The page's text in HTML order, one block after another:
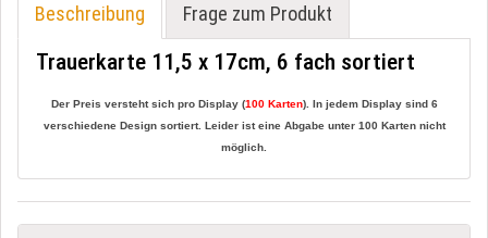
Beschreibung Frage zum Produkt
Trauerkarte 11,5 x 17cm, 6 fach sortiert
Der Preis versteht sich pro Display (100 Karten). In jedem Display sind 6
verschiedene Design sortiert. Leider ist eine Abgabe unter 100 Karten nicht
möglich.